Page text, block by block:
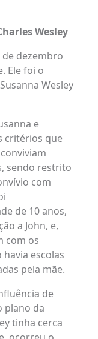
Wesley
de dezembro
Ele foi o
Wesley
e
critérios que
sendo restrito
com
de 10 anos,
a John, e,
com os
escolas
pela mãe.
de
plano da
tinha cerca